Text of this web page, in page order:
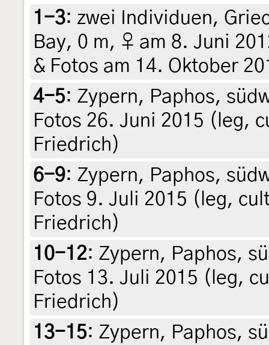
1-3: zwei Individuen,
Bay, 0 m, ♀ am 8. Juni
& Fotos am 14. Oktober
4-5: Zypern, Paphos,
Fotos 26. Juni 2015 (leg,
Friedrich)
6-9: Zypern, Paphos,
Fotos 9. Juli 2015 (leg,
Friedrich)
10-12: Zypern, Paphos,
Fotos 13. Juli 2015 (leg,
Friedrich)
13-15: Zypern, Paphos,